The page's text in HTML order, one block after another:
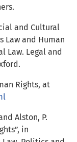
and Cultural
Law and Human
Law. Legal and
Rights, at
Alston, P.
in